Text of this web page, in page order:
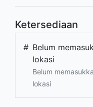
Ketersediaan
# Belum
lokasi
Belum
lokasi